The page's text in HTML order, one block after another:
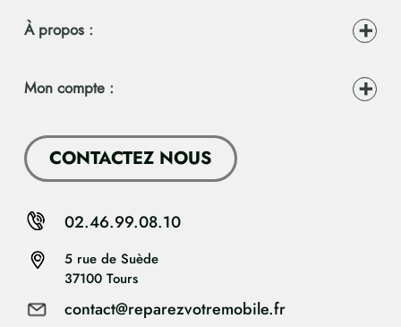
À propos :
Mon compte :
CONTACTEZ NOUS
5 rue de Suède
37100 Tours
contact@reparezvotremobile.fr
02.46.99.08.10